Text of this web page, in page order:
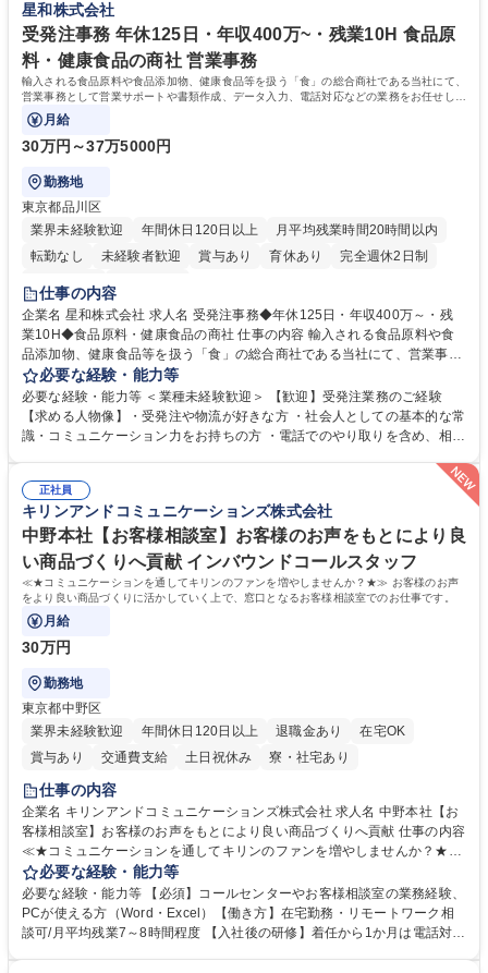
業務全般 募集職種 【東京／文京区】公益財団法人の総務人事業務／年間
休日125日
星和株式会社
受発注事務 年休125日・年収400万~・残業10H 食品原
料・健康食品の商社 営業事務
輸入される食品原料や食品添加物、健康食品等を扱う「食」の総合商社である当社にて、
営業事務として営業サポートや書類作成、データ入力、電話対応などの業務をお任せしま
す。
月給
30万円～37万5000円
勤務地
東京都品川区
業界未経験歓迎
年間休日120日以上
月平均残業時間20時間以内
転勤なし
未経験者歓迎 賞与あり 育休あり
完全週休2日制
交通費支給
仕事の内容
企業名 星和株式会社 求人名 受発注事務◆年休125日・年収400万～・残
業10H◆食品原料・健康食品の商社 仕事の内容 輸入される食品原料や食
品添加物、健康食品等を扱う「食」の総合商社である当社にて、営業事務
として営業サポートや書類作成、データ入力、電話対応などの業務をお任
せします。 ・受注／出荷指示／売上管理／仕入管理／在庫管理／お客様や
倉庫と電話確認など、販売に関わる事務、営業サポートをお願いします。
・入社後は商品について覚えることから始め、先輩社員OJTと共に業務を
万～・残業10H◆食品原料・健康食品の商社
必要な経験・能力等
必要な経験・能力等 ＜業種未経験歓迎＞ 【歓迎】受発注業務のご経験
【求める人物像】・受発注や物流が好きな方 ・社会人としての基本的な常
識・コミュニケーション力をお持ちの方 ・電話でのやり取りを含め、相手
確に扱う業務に抵抗がない方 ・PCを業務で日常的に使用しており、四則
演算ができる方 ・業務ルールや指示を理解し、行動できる方 学歴・資格
学歴：大学院 大学 短大 語学力： 資格：
正社員
キリンアンドコミュニケーションズ株式会社
中野本社【お客様相談室】お客様のお声をもとにより良
い商品づくりへ貢献 インバウンドコールスタッフ
≪★コミュニケーションを通してキリンのファンを増やしませんか？★≫ お客様のお声
をより良い商品づくりに活かしていく上で、窓口となるお客様相談室でのお仕事です。
月給
30万円
勤務地
東京都中野区
業界未経験歓迎
年間休日120日以上 退職金あり
在宅OK
賞与あり
交通費支給 土日祝休み 寮・社宅あり
仕事の内容
企業名 キリンアンドコミュニケーションズ株式会社 求人名 中野本社【お
客様相談室】お客様のお声をもとにより良い商品づくりへ貢献 仕事の内容
≪★コミュニケーションを通してキリンのファンを増やしませんか？★≫
お客様のお声をより良い商品づくりに活かしていく上で、窓口となるお客
様相談室でのお仕事です。 日々お客様からいただくキリングループへのご
意見を、企業活動に活かしています。お客様からの声に迅速かつ誠意をも
って対応、情報提供するとともにグループ内活動に反映しています。 【具
必要な経験・能力等
必要な経験・能力等 【必須】コールセンターやお客様相談室の業務経験、
PCが使える方（Word・Excel）【働き方】在宅勤務・リモートワーク相
談可/月平均残業7～8時間程度 【入社後の研修】着任から1か月は電話対応